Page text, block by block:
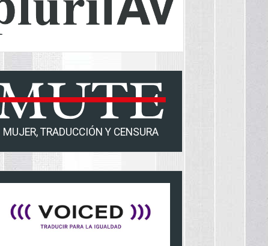
MUJER, TRADUCCIÓN Y CENSURA